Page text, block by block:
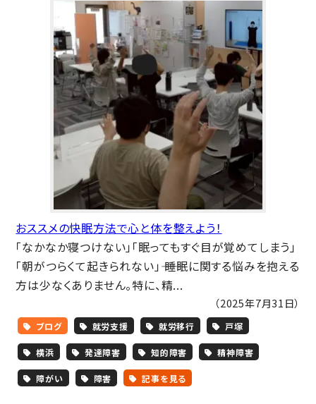
おススメの快眠方法で心と体を整えよう！
「なかなか寝つけない」「眠ってもすぐ目が覚めてしまう」
「朝がつらくて起きられない」―― 睡眠に関する悩みを抱える
方は少なくありません。特に、精...
（2025年7月31日）
ブログ 就労支援 就労移行 戸塚
横浜 発達障害 知的障害 精神障害
障がい 障害 記事を見る